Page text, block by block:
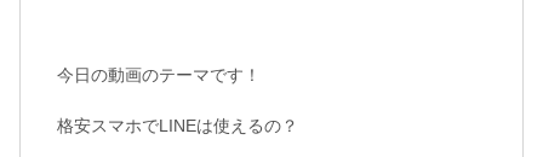
今日の動画のテーマです！
格安スマホでLINEは使えるの？